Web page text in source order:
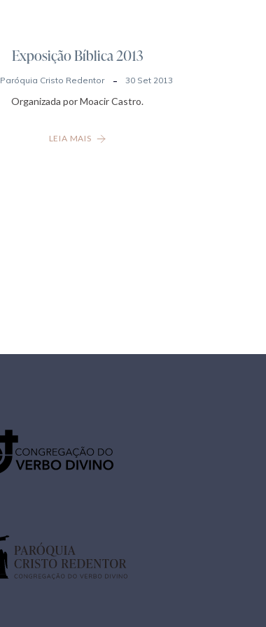
Exposição Bíblica 2013
Paróquia Cristo Redentor 30 Set 2013
Organizada por Moacir Castro.
LEIA MAIS